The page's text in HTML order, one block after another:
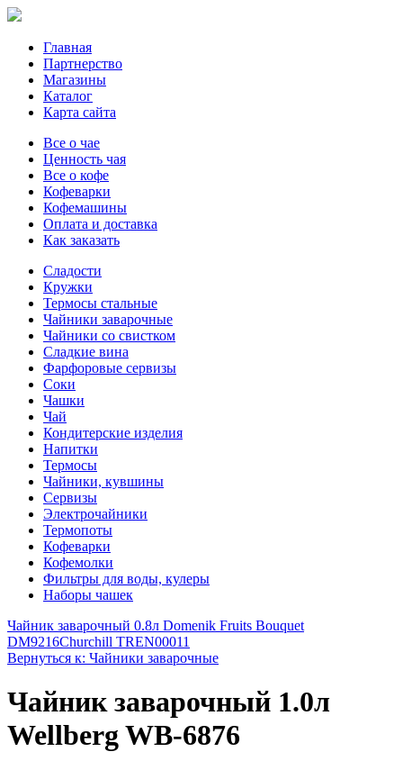
Главная
Партнерство
Магазины
Каталог
Карта сайта
Все о чае
Ценность чая
Все о кофе
Кофеварки
Кофемашины
Оплата и доставка
Как заказать
Сладости
Кружки
Термосы стальные
Чайники заварочные
Чайники со свистком
Сладкие вина
Фарфоровые сервизы
Соки
Чашки
Чай
Кондитерские изделия
Напитки
Термосы
Чайники, кувшины
Сервизы
Электрочайники
Термопоты
Кофеварки
Кофемолки
Фильтры для воды, кулеры
Наборы чашек
Чайник заварочный 0.8л Domenik Fruits Bouquet
DM9216Churchill TREN00011
Вернуться к: Чайники заварочные
Чайник заварочный 1.0л
Wellberg WB-6876